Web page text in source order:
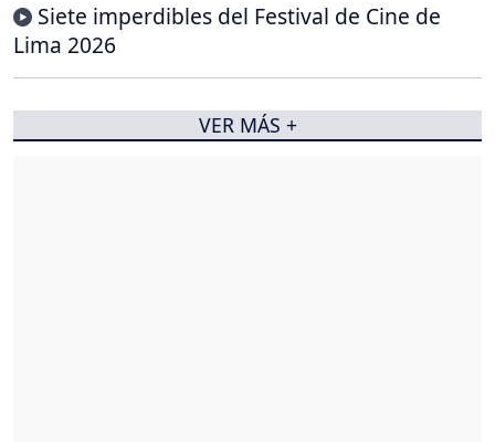
Siete imperdibles del Festival de Cine de
Lima 2026
VER MÁS +